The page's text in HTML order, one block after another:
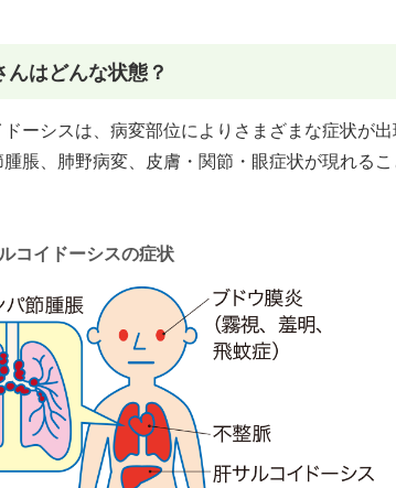
んはどんな状態？
ーシスは、病変部位によりさまざまな症状が出
腫脹、肺野病変、皮膚・関節・眼症状が現れる
コイドーシスの症状